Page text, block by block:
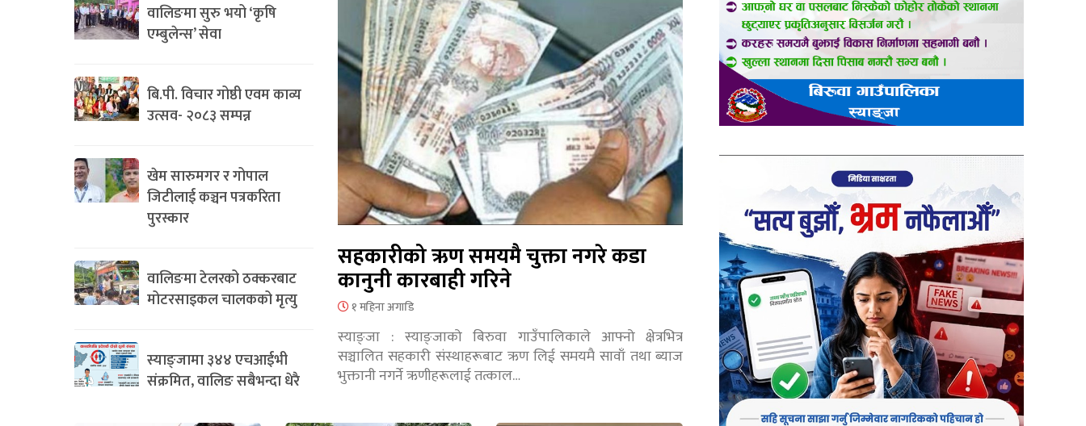
वालिङमा सुरु भयो ‘कृषि
एम्बुलेन्स’ सेवा
बि.पी. विचार गोष्ठी एवम काव्य
उत्सव- २०८३ सम्पन्न
खेम सारुमगर र गोपाल
जिटीलाई कञ्चन पत्रकरिता
पुरस्कार
वालिङमा टेलरको ठक्करबाट
मोटरसाइकल चालकको मृत्यु
स्याङ्जामा ३४४ एचआईभी
संक्रमित, वालिङ सबैभन्दा धेरै
सहकारीको ऋण समयमै चुक्ता नगरे कडा
कानुनी कारबाही गरिने
१ महिना अगाडि
स्याङ्जा : स्याङ्जाको बिरुवा गाउँपालिकाले आफ्नो क्षेत्रभित्र
सञ्चालित सहकारी संस्थाहरूबाट ऋण लिई समयमै सावाँ तथा ब्याज
भुक्तानी नगर्ने ऋणीहरूलाई तत्काल…